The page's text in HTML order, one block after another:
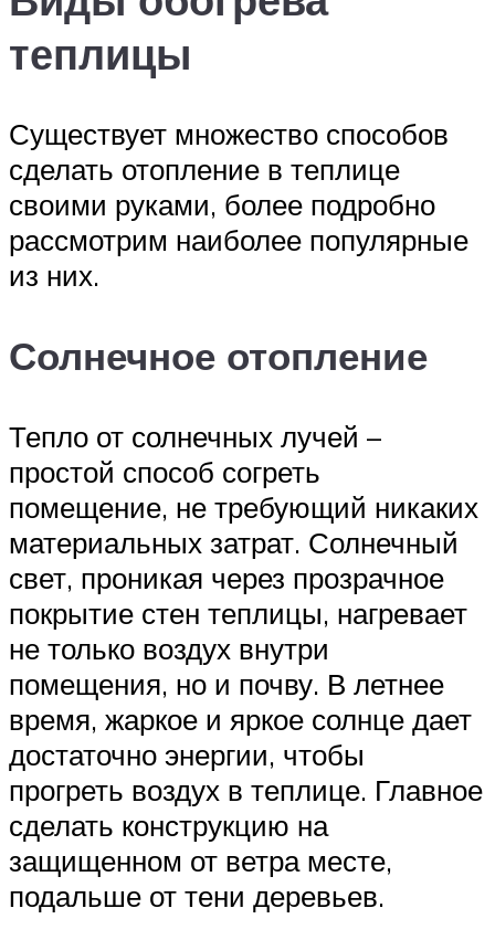
теплицы
Существует множество способов
сделать отопление в теплице
своими руками, более подробно
рассмотрим наиболее популярные
из них.
Солнечное отопление
Тепло от солнечных лучей –
простой способ согреть
помещение, не требующий никаких
материальных затрат. Солнечный
свет, проникая через прозрачное
покрытие стен теплицы, нагревает
не только воздух внутри
помещения, но и почву. В летнее
время, жаркое и яркое солнце дает
достаточно энергии, чтобы
прогреть воздух в теплице. Главное
сделать конструкцию на
защищенном от ветра месте,
подальше от тени деревьев.